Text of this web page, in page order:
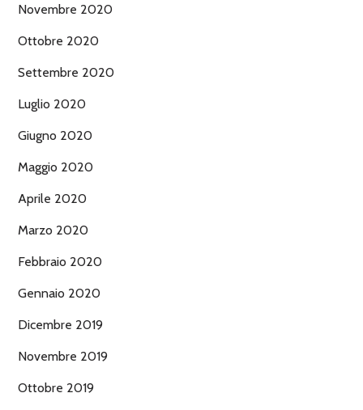
Novembre 2020
Ottobre 2020
Settembre 2020
Luglio 2020
Giugno 2020
Maggio 2020
Aprile 2020
Marzo 2020
Febbraio 2020
Gennaio 2020
Dicembre 2019
Novembre 2019
Ottobre 2019